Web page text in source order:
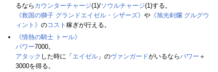
るなら カウンターチャージ(1)/ソウルチャージ(1)する。
《救国の獅子 グランドエイゼル・シザーズ》 や 《旭光剣爛 グルグウ
ィント》 のコスト 稼ぎが行える。
《情熱の騎士 トール》
パワー7000。
アタック した時に「 エイゼル 」のヴァンガードがいるならパワー ＋
3000を得る。